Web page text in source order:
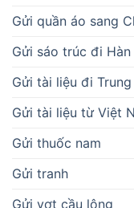
Gửi quần áo sang
Gửi sáo trúc đi Hàn
Gửi tài liệu đi Trung
Gửi tài liệu từ Việt
Gửi thuốc nam
Gửi tranh
Gửi vợt cầu lông